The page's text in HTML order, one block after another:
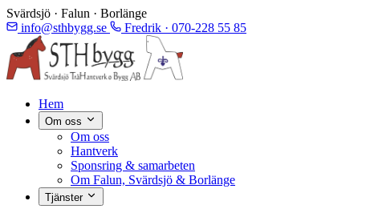
Svärdsjö · Falun · Borlänge
info@sthbygg.se
Fredrik · 070-228 55 85
Hem
Om oss
Om oss
Hantverk
Sponsring & samarbeten
Om Falun, Svärdsjö & Borlänge
Tjänster